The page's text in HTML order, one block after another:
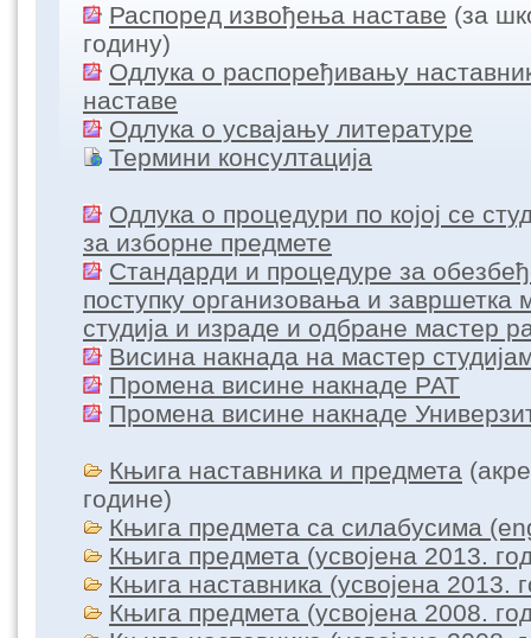
Распоред извођења наставе (за
годину)
Одлука о распоређивању
наставе
Одлука о усвајању литературе
Термини консултација
Одлука о процедури по којој се
за изборне предмете
Стандарди и процедуре за
поступку организовања и завршетка
студија и израде и одбране мастер
Висина накнада на мастер
Промена висине накнаде РАТ
Промена висине накнаде
Књига наставника и предмета
године)
Књига предмета са силабусима
Књига предмета (усвојенa 2013.
Књига наставника (усвојенa 2013.
Књига предмета (усвојенa 2008.